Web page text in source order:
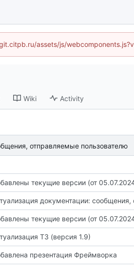
assets/js/
Wiki Activity
отправляемые пользователю
документации:
ТЗ (версия 1.9)
презентация Фреймворка